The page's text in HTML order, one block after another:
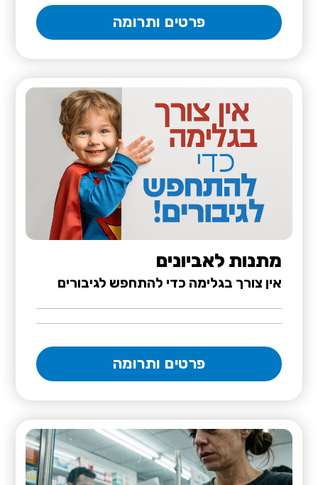
פרטים ותרומה
מתנות לאביונים
אין צורך בגלימה כדי להתחפש לגיבורים
פרטים ותרומה